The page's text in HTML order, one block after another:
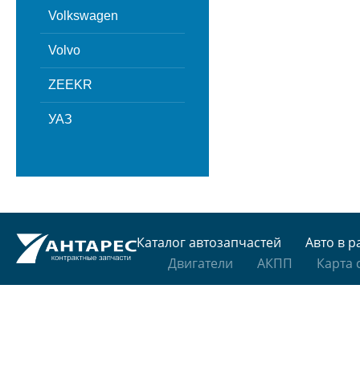
Volkswagen
Volvo
ZEEKR
УАЗ
Каталог автозапчастей
Авто в
Двигатели
АКПП Карта